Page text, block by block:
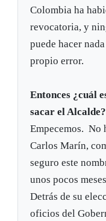
Colombia ha
revocatoria, y
puede hacer
propio error.
Entonces ¿cuál
sacar el Alcalde?
Empecemos. No
Carlos Marín,
seguro este
unos pocos
Detrás de su
oficios del